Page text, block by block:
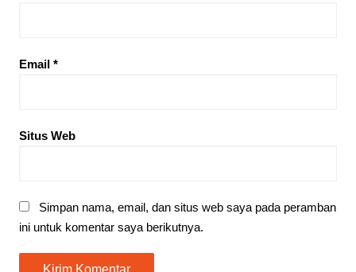
Email *
Situs Web
Simpan nama, email, dan situs web saya pada peramban
ini untuk komentar saya berikutnya.